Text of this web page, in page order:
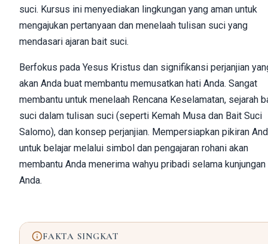
suci. Kursus ini menyediakan lingkungan yang aman untuk
mengajukan pertanyaan dan menelaah tulisan suci yang
mendasari ajaran bait suci.
Berfokus pada Yesus Kristus dan signifikansi perjanjian
akan Anda buat membantu memusatkan hati Anda. Sangat
membantu untuk menelaah Rencana Keselamatan, sejarah
suci dalam tulisan suci (seperti Kemah Musa dan Bait Suci
Salomo), dan konsep perjanjian. Mempersiapkan pikiran
untuk belajar melalui simbol dan pengajaran rohani akan
membantu Anda menerima wahyu pribadi selama kunjungan
Anda.
FAKTA SINGKAT